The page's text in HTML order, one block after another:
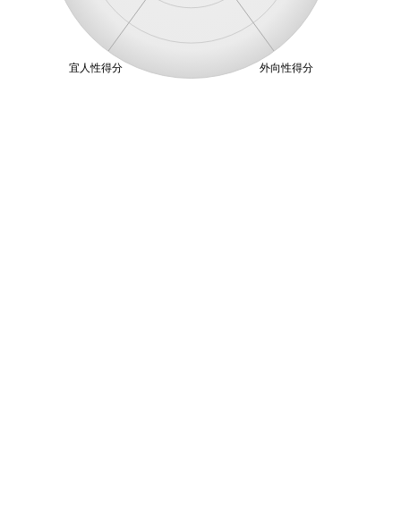
外向性得分
宜人性得分